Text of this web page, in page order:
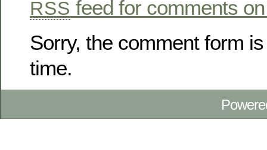
RSS feed for comments
Sorry, the comment form
time.